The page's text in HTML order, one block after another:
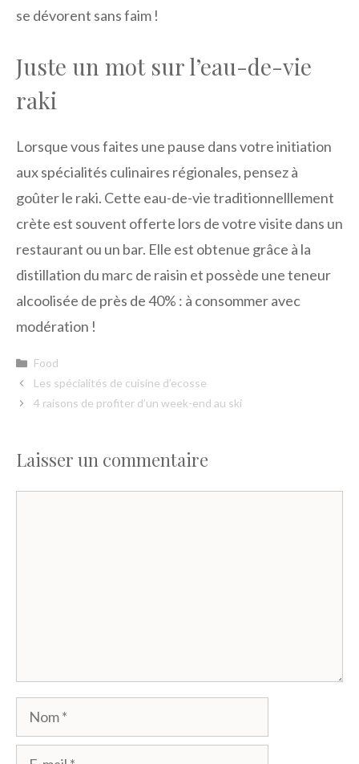
se dévorent sans faim !
Juste un mot sur l’eau-de-vie
raki
Lorsque vous faites une pause dans votre initiation
aux spécialités culinaires régionales, pensez à
goûter le raki. Cette eau-de-vie traditionnelllement
crète est souvent offerte lors de votre visite dans un
restaurant ou un bar. Elle est obtenue grâce à la
distillation du marc de raisin et possède une teneur
alcoolisée de près de 40% : à consommer avec
modération !
Catégories
Food
Les spécialités de cuisine d’ecosse
4 raisons de profiter d’un week-end au ski
Laisser un commentaire
Nom